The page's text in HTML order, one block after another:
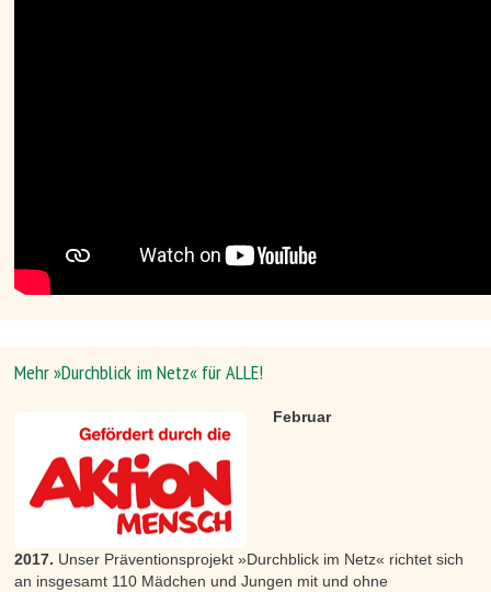
Mehr »Durchblick im Netz« für ALLE!
Februar
2017. Unser Präventionsprojekt »Durchblick im Netz« richtet sich
an insgesamt 110 Mädchen und Jungen mit und ohne